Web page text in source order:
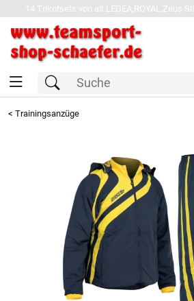
14 Trikotsets von alt.LEGEA,ROYAL,Zeus
< Trainingsanzüge